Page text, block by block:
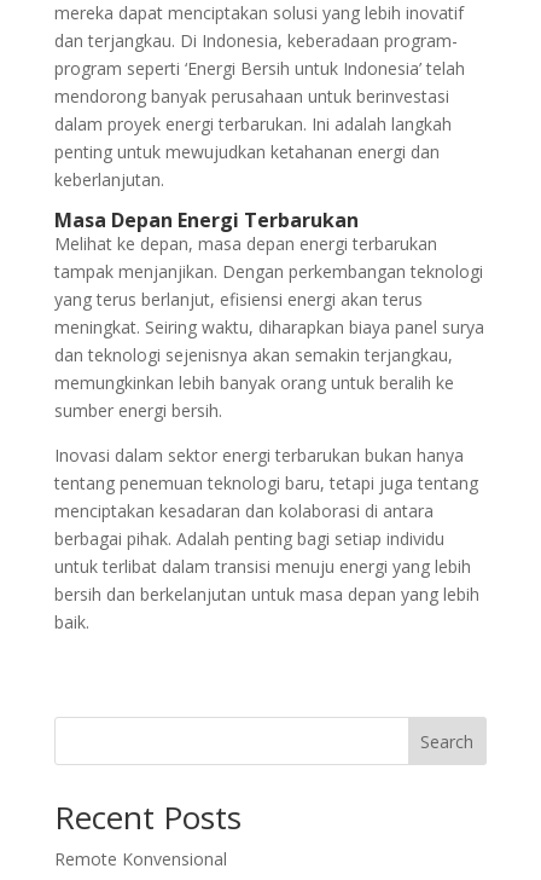
mereka dapat menciptakan solusi yang lebih inovatif
dan terjangkau. Di Indonesia, keberadaan program-
program seperti ‘Energi Bersih untuk Indonesia’ telah
mendorong banyak perusahaan untuk berinvestasi
dalam proyek energi terbarukan. Ini adalah langkah
penting untuk mewujudkan ketahanan energi dan
keberlanjutan.
Masa Depan Energi Terbarukan
Melihat ke depan, masa depan energi terbarukan
tampak menjanjikan. Dengan perkembangan teknologi
yang terus berlanjut, efisiensi energi akan terus
meningkat. Seiring waktu, diharapkan biaya panel surya
dan teknologi sejenisnya akan semakin terjangkau,
memungkinkan lebih banyak orang untuk beralih ke
sumber energi bersih.
Inovasi dalam sektor energi terbarukan bukan hanya
tentang penemuan teknologi baru, tetapi juga tentang
menciptakan kesadaran dan kolaborasi di antara
berbagai pihak. Adalah penting bagi setiap individu
untuk terlibat dalam transisi menuju energi yang lebih
bersih dan berkelanjutan untuk masa depan yang lebih
baik.
Search
Recent Posts
Remote Konvensional